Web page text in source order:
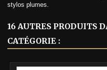
stylos plumes.
16 AUTRES PRODUITS
CATÉGORIE :